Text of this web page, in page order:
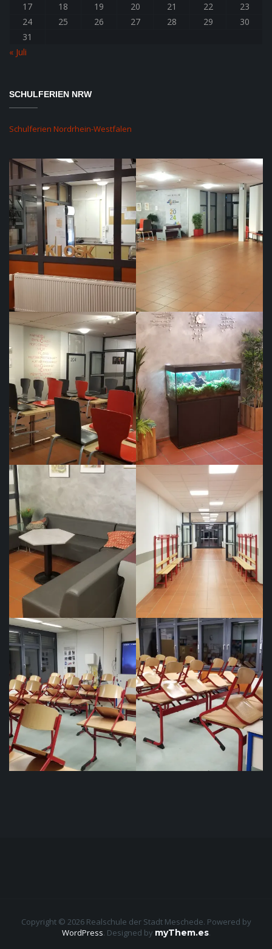
17
18 19 20 21 22
23
24
25 26 27 28 29
30
31
« Juli
SCHULFERIEN NRW
Schulferien Nordrhein-Westfalen
Copyright © 2026 Realschule der Stadt Meschede. Powered by
WordPress. Designed by myThem.es.